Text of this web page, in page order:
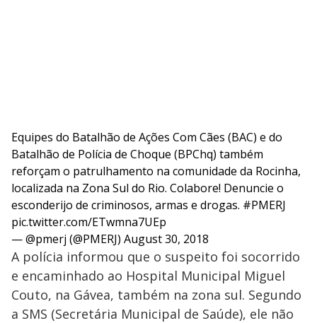
Equipes do Batalhão de Ações Com Cães (BAC) e do
Batalhão de Polícia de Choque (BPChq) também
reforçam o patrulhamento na comunidade da Rocinha,
localizada na Zona Sul do Rio. Colabore! Denuncie o
esconderijo de criminosos, armas e drogas. #PMERJ
pic.twitter.com/ETwmna7UEp
— @pmerj (@PMERJ) August 30, 2018
A polícia informou que o suspeito foi socorrido
e encaminhado ao Hospital Municipal Miguel
Couto, na Gávea, também na zona sul. Segundo
a SMS (Secretária Municipal de Saúde), ele não